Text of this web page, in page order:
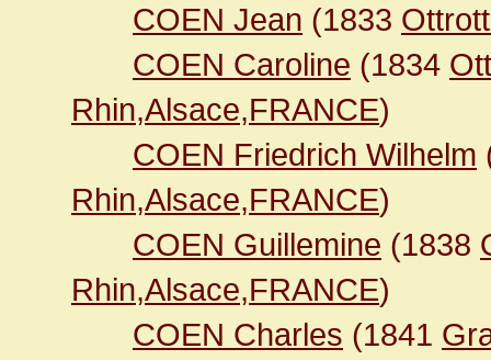
COEN Jean (1833
COEN Caroline (1834
Rhin,Alsace,FRANCE)
COEN Friedrich Wilhelm
Rhin,Alsace,FRANCE)
COEN Guillemine (1838
Rhin,Alsace,FRANCE)
COEN Charles (1841